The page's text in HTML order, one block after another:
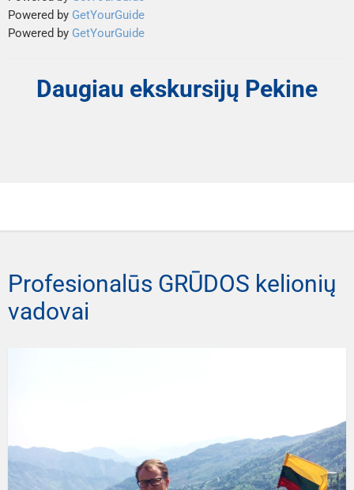
Powered by GetYourGuide
Powered by GetYourGuide
Daugiau ekskursijų Pekine
Profesionalūs GRŪDOS kelionių
vadovai